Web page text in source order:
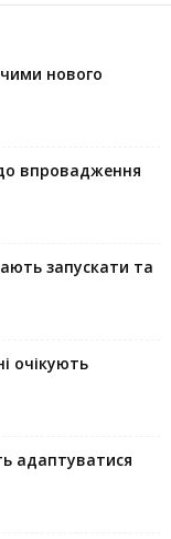
нового
до впровадження
запускaти та
очікують
адаптуватися